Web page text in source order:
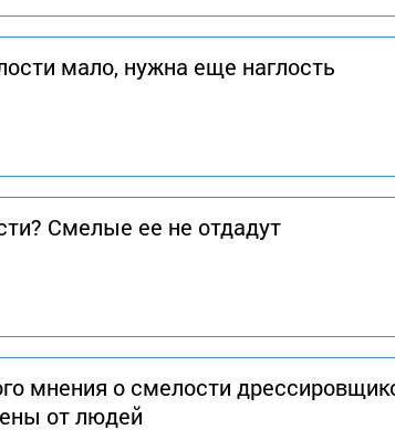
мало, нужна еще на­глость
Смелые ее не отдадут
мнения о смелости
от людей